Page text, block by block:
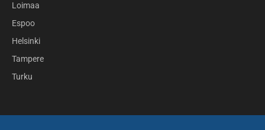
Loimaa
Espoo
Helsinki
Tampere
Turku